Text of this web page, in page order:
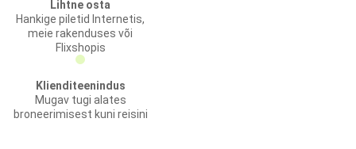
Lihtne osta
Hankige piletid Internetis,
meie rakenduses või
Flixshopis
Klienditeenindus
Mugav tugi alates
broneerimisest kuni reisini